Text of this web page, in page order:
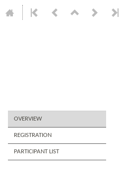
OVERVIEW
REGISTRATION
PARTICIPANT LIST